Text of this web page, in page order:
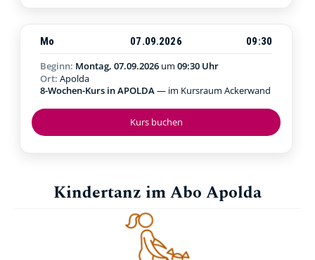
Kurs buchen
Mo 07.09.2026
09:30
Beginn: Montag, 07.09.2026 um 09:30 Uhr
Ort: Apolda
8-Wochen-Kurs in APOLDA— im Kursraum Ackerwand
Kindertanz im Abo Apolda